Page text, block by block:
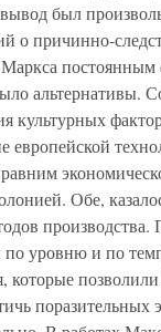
был
о причинно-
культурных
европейской
Обе,
уровню и по
которые
поразительных